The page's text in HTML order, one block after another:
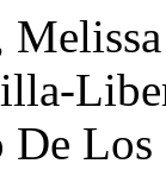
Los